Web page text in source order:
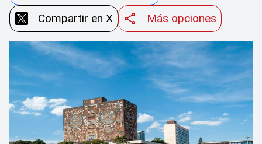
Compartir en X
Más opciones